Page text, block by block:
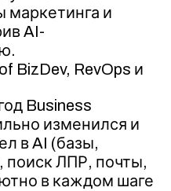
маркетинга и
AI-
BizDev, RevOps и
Business
изменился и
в AI (базы,
поиск ЛПР, почты,
в каждом шаге